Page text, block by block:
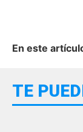
En este
TE